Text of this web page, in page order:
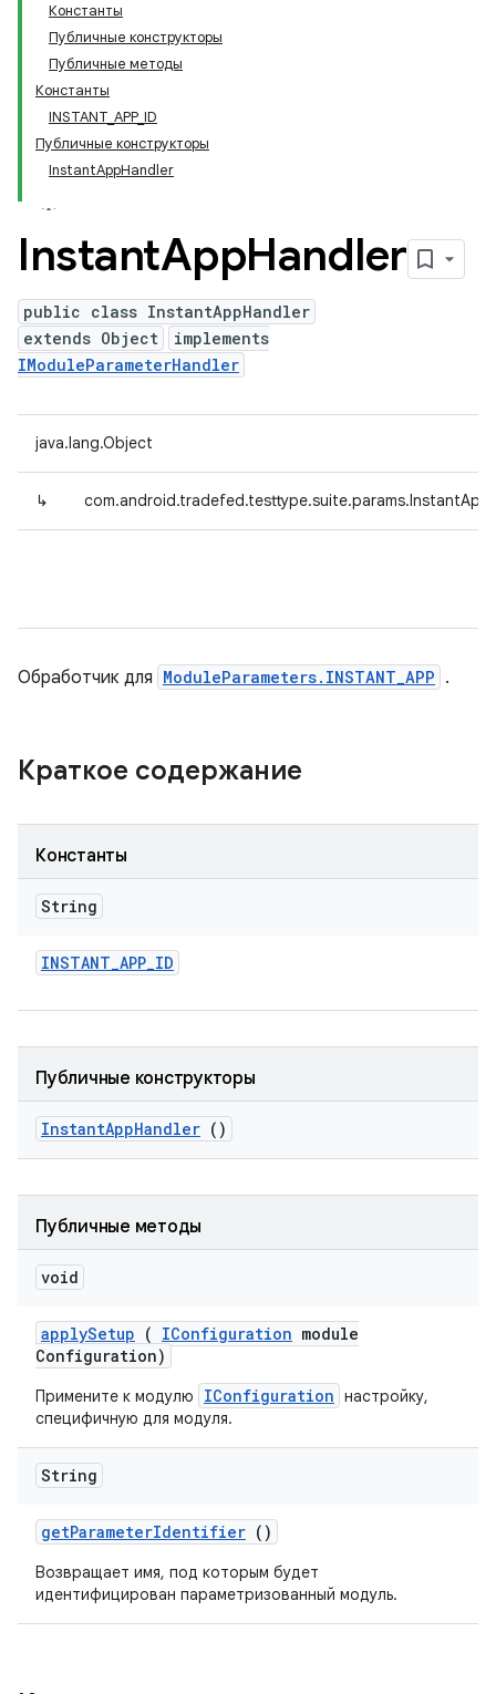
Константы
Публичные конструкторы
Публичные методы
Константы
INSTANT_APP_ID
Публичные конструкторы
InstantAppHandler
InstantAppHandler
public class InstantAppHandler
extends Object
implements
IModuleParameterHandler
java.lang.Object
↳
Обработчик для ModuleParameters.INSTANT_APP .
Краткое содержание
Константы
String
INSTANT_APP_ID
Публичные конструкторы
InstantAppHandler ()
Публичные методы
void
applySetup ( IConfiguration module
Configuration)
Примените к модулю IConfiguration настройку,
специфичную для модуля.
String
getParameterIdentifier ()
Возвращает имя, под которым будет
идентифицирован параметризованный модуль.